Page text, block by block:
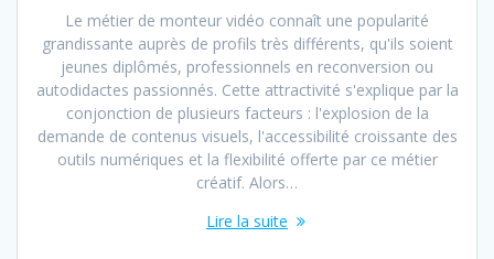
Le métier de monteur vidéo connaît une popularité
grandissante auprès de profils très différents, qu'ils soient
jeunes diplômés, professionnels en reconversion ou
autodidactes passionnés. Cette attractivité s'explique par la
conjonction de plusieurs facteurs : l'explosion de la
demande de contenus visuels, l'accessibilité croissante des
outils numériques et la flexibilité offerte par ce métier
créatif. Alors…
Lire la suite